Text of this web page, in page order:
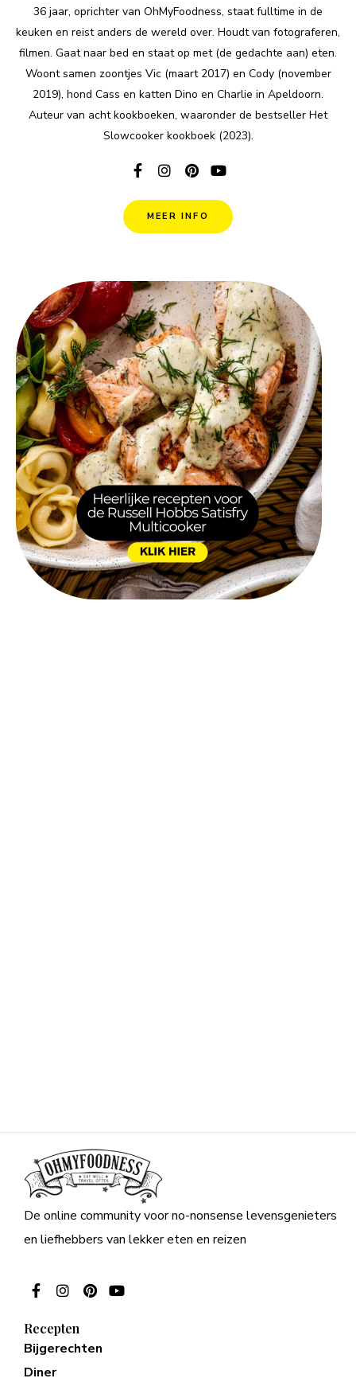
36 jaar, oprichter van OhMyFoodness, staat fulltime in de
keuken en reist anders de wereld over. Houdt van fotograferen,
filmen. Gaat naar bed en staat op met (de gedachte aan) eten.
Woont samen zoontjes Vic (maart 2017) en Cody (november
2019), hond Cass en katten Dino en Charlie in Apeldoorn.
Auteur van acht kookboeken, waaronder de bestseller Het
Slowcooker kookboek (2023).
MEER INFO
De online community voor no-nonsense levensgenieters
en liefhebbers van lekker eten en reizen
Recepten
Bijgerechten
Diner